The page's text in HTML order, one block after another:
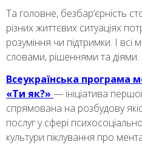
Та головне, безбарʼєрність
різних життєвих ситуаціях
розуміння чи підтримки. І всі
словами, рішеннями та діями.
Всеукраїнська програма
«Ти як?» — ініціатива
спрямована на розбудову
послуг у сфері
культури піклування про